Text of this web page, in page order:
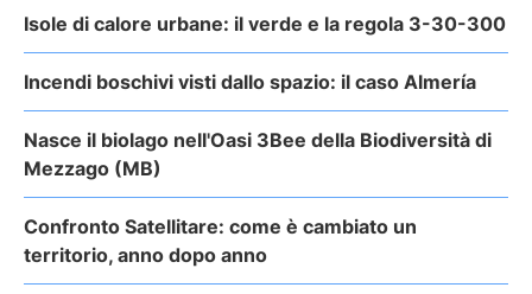
Isole di calore urbane: il verde e la regola 3-30-300
Incendi boschivi visti dallo spazio: il caso Almería
Nasce il biolago nell'Oasi 3Bee della Biodiversità di
Mezzago (MB)
Confronto Satellitare: come è cambiato un
territorio, anno dopo anno